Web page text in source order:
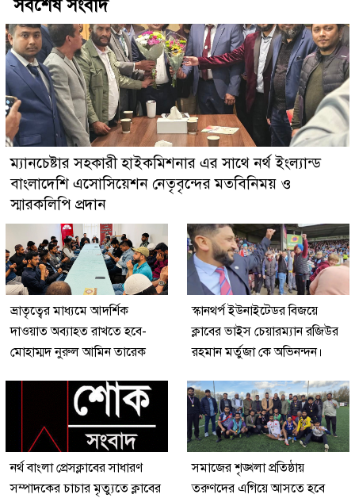
সর্বশেষ সংবাদ
ম্যানচেষ্টার সহকারী হাইকমিশনার এর সাথে নর্থ ইংল্যান্ড
বাংলাদেশি এসোসিয়েশন নেতৃবৃন্দের মতবিনিময় ও
স্মারকলিপি প্রদান
ভ্রাতৃত্বের মাধ্যমে আদর্শিক
দাওয়াত অব্যাহত রাখতে হবে-
মোহাম্মদ নুরুল আমিন তারেক
স্কানথর্প ইউনাইটেডর বিজয়ে
ক্লাবের ভাইস চেয়ারম্যান রজিউর
রহমান মর্তুজা কে অভিনন্দন।
নর্থ বাংলা প্রেসক্লাবের সাধারণ
সম্পাদকের চাচার মৃত্যুতে ক্লাবের
সমাজের শৃঙ্খলা প্রতিষ্ঠায়
তরুণদের এগিয়ে আসতে হবে